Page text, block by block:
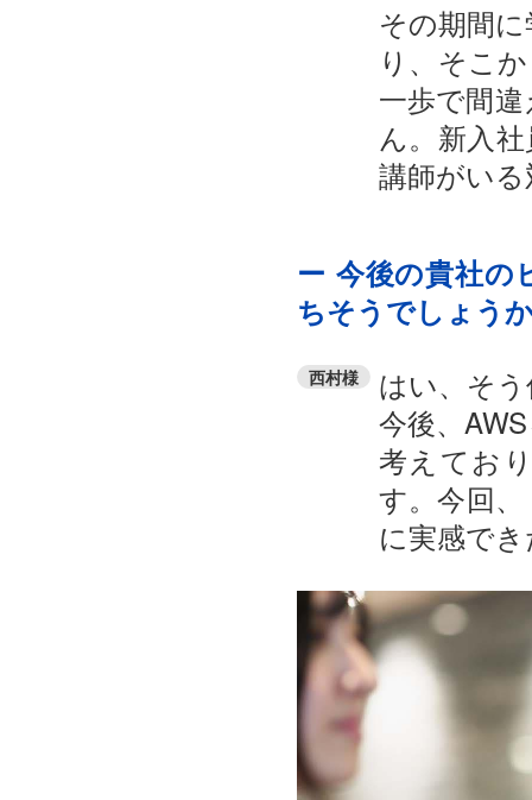
その期間
り、そこ
一歩で間
ん。新入
講師がい
ー 今後の貴社の
ちそうでしょう
西村様
はい、そ
今後、
考えてお
す。今回
に実感で